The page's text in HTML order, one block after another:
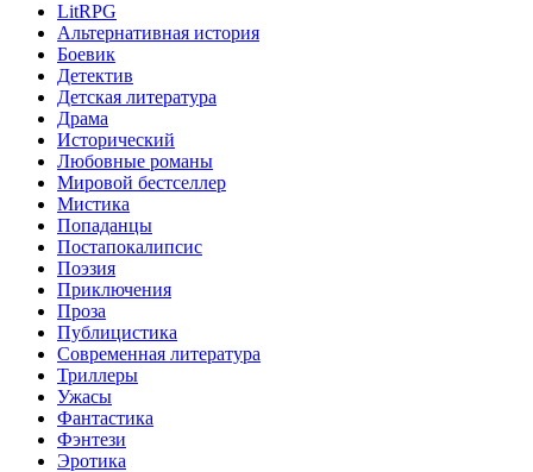
LitRPG
Альтернативная история
Боевик
Детектив
Детская литература
Драма
Исторический
Любовные романы
Мировой бестселлер
Мистика
Попаданцы
Постапокалипсис
Поэзия
Приключения
Проза
Публицистика
Современная литература
Триллеры
Ужасы
Фантастика
Фэнтези
Эротика